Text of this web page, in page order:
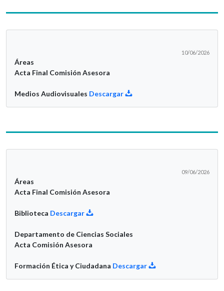
10/06/2026
Áreas
Acta Final Comisión Asesora
Medios Audiovisuales Descargar
09/06/2026
Áreas
Acta Final Comisión Asesora
Biblioteca Descargar
Departamento de Ciencias Sociales
Acta Comisión Asesora
Formación Ética y Ciudadana Descargar